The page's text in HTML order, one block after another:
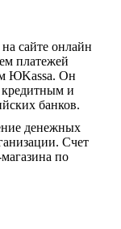
сайте онлайн
платежей
ЮKassa. Он
кредитным и
банков.
денежных
Счет
по